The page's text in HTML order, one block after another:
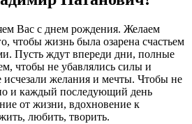
Вас с днем рождения. Желаем
чтобы жизнь была озарена счастьем
Пусть ждут впереди дни, полные
чтобы не убавлялись силы и
исчезали желания и мечты. Чтобы не
и каждый последующий день
от жизни, вдохновение к
любить, творить.